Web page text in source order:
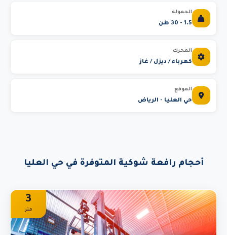
الحمولة
1.5 - 30 طن
المحرك
كهرباء / ديزل / غاز
الموقع
حي العليا - الرياض
أحجام رافعة شوكية المتوفرة في حي العليا
3
متر